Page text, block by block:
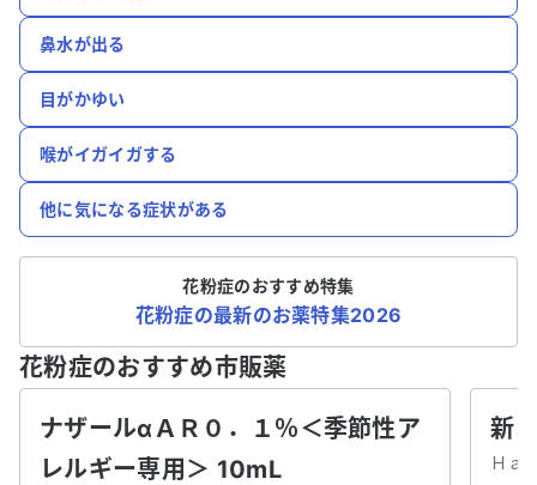
鼻水が出る
目がかゆい
喉がイガイガする
他に気になる症状がある
花粉症のおすすめ特集
花粉症の最新のお薬特集2026
花粉症のおすすめ市販薬
ナザールαＡＲ０．１％＜季節性ア
レルギー専用＞ 10mL
新
Ｈａ